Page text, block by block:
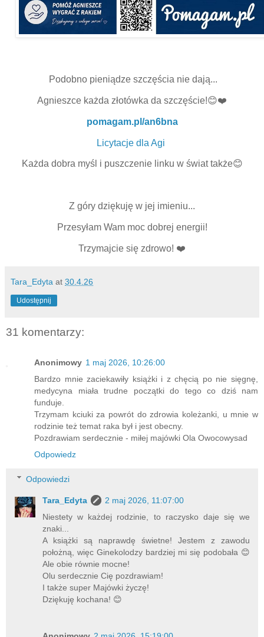
Podobno pieniądze szczęścia nie dają...
Agnieszce każda złotówka da szczęście!😊❤️
pomagam.pl/an6bna
Licytacje dla Agi
Każda dobra myśl i puszczenie linku w świat także😊
Z góry dziękuję w jej imieniu...
Przesyłam Wam moc dobrej energii!
Trzymajcie się zdrowo! ❤️
Tara_Edyta at 30.4.26
Udostępnij
31 komentarzy:
Anonimowy 1 maj 2026, 10:26:00
Bardzo mnie zaciekawiły książki i z chęcią po nie sięgnę,
medycyna miała trudne początki do tego co dziś nam
funduje.
Trzymam kciuki za powrót do zdrowia koleżanki, u mnie w
rodzinie też temat raka był i jest obecny.
Pozdrawiam serdecznie - miłej majówki Ola Owocowysad
Odpowiedz
Odpowiedzi
Tara_Edyta
2 maj 2026, 11:07:00
Niestety w każdej rodzinie, to raczysko daje się we
znaki...
A książki są naprawdę świetne! Jestem z zawodu
położną, więc Ginekolodzy bardziej mi się podobała 😊
Ale obie równie mocne!
Olu serdecznie Cię pozdrawiam!
I także super Majówki życzę!
Dziękuję kochana! 😊